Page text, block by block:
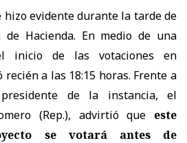
hizo evidente durante la tarde de
Hacienda. En medio de una
inicio de las votaciones en
a las 18:15 horas. Frente a
de la instancia, el
(Rep.), advirtió que este
se votará antes de